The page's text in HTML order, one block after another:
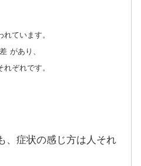
ています。
があり、
ぞれです。
、症状の感じ方は人それ